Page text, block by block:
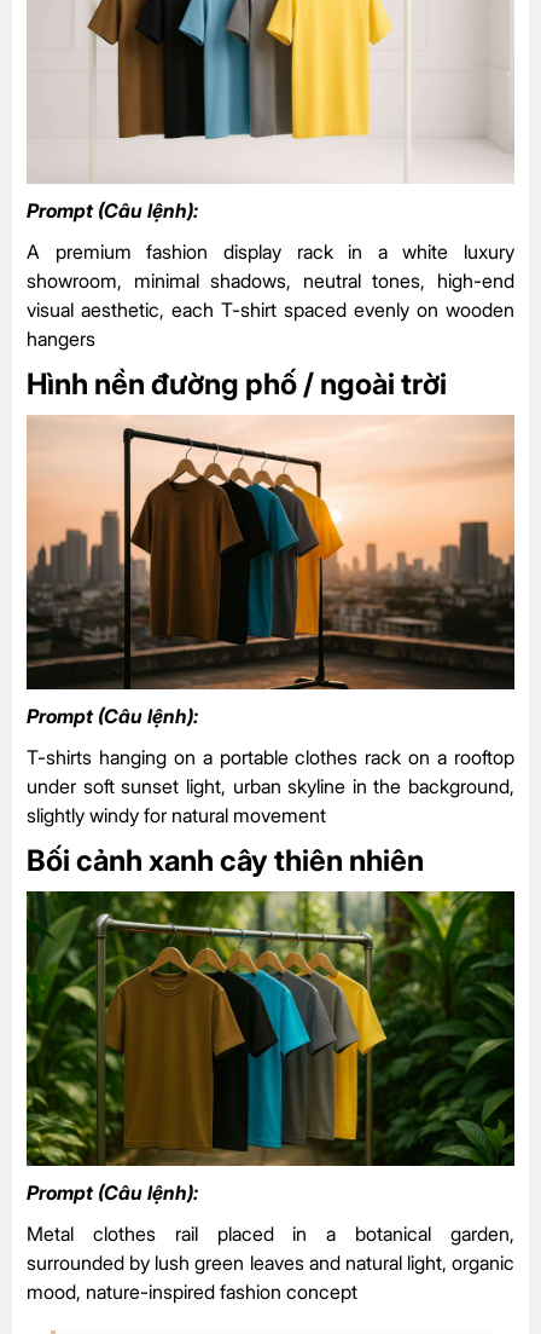
Prompt (Câu lệnh):
A premium fashion display rack in a white luxury
showroom, minimal shadows, neutral tones, high-end
visual aesthetic, each T-shirt spaced evenly on wooden
hangers
Hình nền đường phố / ngoài trời
Prompt (Câu lệnh):
T-shirts hanging on a portable clothes rack on a rooftop
under soft sunset light, urban skyline in the background,
slightly windy for natural movement
Bối cảnh xanh cây thiên nhiên
Prompt (Câu lệnh):
Metal clothes rail placed in a botanical garden,
surrounded by lush green leaves and natural light, organic
mood, nature-inspired fashion concept